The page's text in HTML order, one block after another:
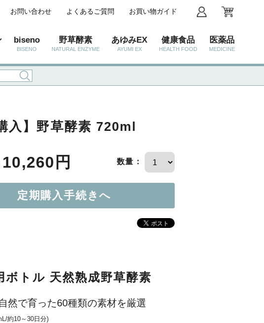
biseno
BISENO
野草酵素
NATURAL ENZYME
あゆみEX
AYUMI EX
健康食品
HEALTH FOOD
医薬品
MEDICINE
お問い合わせ よくあるご質問 お買い物ガイド
入】野草酵素 720ml
10,260円 数量：
ボトル 天然熟成野草酵素
然で育った60種類の素材を厳選
約10～30日分)